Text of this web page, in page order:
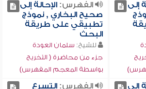
إلى
الفهرس:الإحالة إلى
صحيح البخاري , نموذج
تطبيقي على طريقة
البحث
للشيخ: سلمان العودة
جزء من محاضرة ( التخريج
بواسطة المعجم المفهرس)
إلى
الفهرس:التسرع